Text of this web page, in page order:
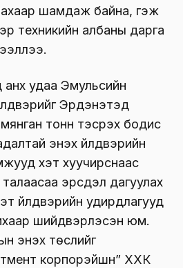
шамдаж байна, гэж
техникийн албаны дарга
удаа Эмульсийн
Эрдэнэтэд
мянган тонн тэсрэх бодис
энэхүү үйлдвэрийн
хэт хуучирснаас
талаасаа эрсдэл дагуулах
үйлдвэрийн удирдлагууд
шийдвэрлэсэн юм.
энэхүү төслийг
корпорэйшн” ХХК